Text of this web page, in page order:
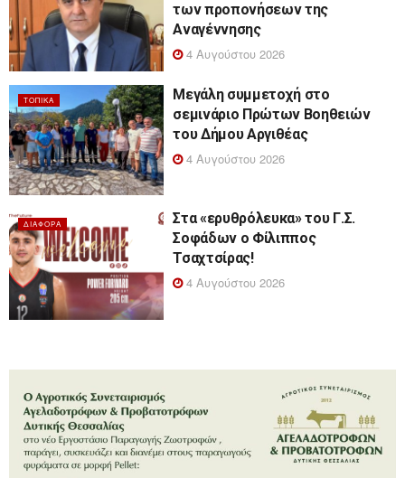
των προπονήσεων της
Αναγέννησης
4 Αυγούστου 2026
ΤΟΠΙΚΆ
Μεγάλη συμμετοχή στο
σεμινάριο Πρώτων Βοηθειών
του Δήμου Αργιθέας
4 Αυγούστου 2026
ΔΙΆΦΟΡΑ
Στα «ερυθρόλευκα» του Γ.Σ.
Σοφάδων ο Φίλιππος
Τσαχτσίρας!
4 Αυγούστου 2026